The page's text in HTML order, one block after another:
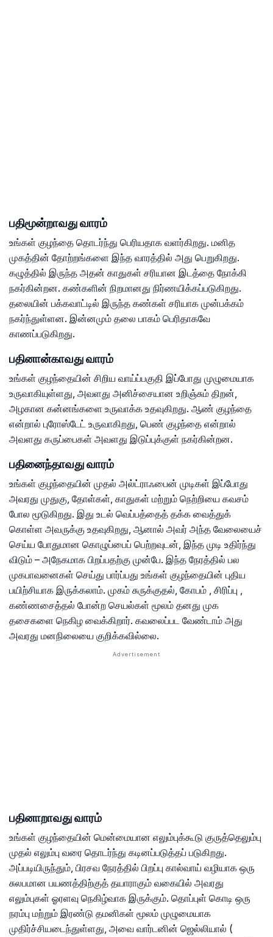
பதிமூன்றாவது வாரம்
உங்கள் குழந்தை தொடர்ந்து பெரியதாக வளர்கிறது. மனித
முகத்தின் தோற்றங்களை இந்த வாரத்தில் அது பெறுகிறது.
கழுத்தில் இருந்த அதன் காதுகள் சரியான இடத்தை நோக்கி
நகர்கின்றன. கண்களின் நிறமானது நிர்ணயிக்கப்படுகிறது.
தலையின் பக்கவாட்டில் இருந்த கண்கள் சரியாக முன்பக்கம்
நகர்ந்துள்ளன. இன்னமும் தலை பாகம் பெரிதாகவே
காணப்படுகிறது.
பதினான்காவது வாரம்
உங்கள் குழந்தையின் சிறிய வாய்ப்பகுதி இப்போது முழுமையாக
உருவாகியுள்ளது, அவளது அனிச்சையான உறிஞ்சும் திறன்,
அழகான கன்னங்களை உருவாக்க உதவுகிறது. ஆண் குழந்தை
என்றால் புரோஸ்டேட் உருவாகிறது, பெண் குழந்தை என்றால்
அவளது கருப்பைகள் அவளது இடுப்புக்குள் நகர்கின்றன.
பதினைந்தாவது வாரம்
உங்கள் குழந்தையின் முதல் அல்ட்ராஃபைன் முடிகள் இப்போது
அவரது முதுகு, தோள்கள், காதுகள் மற்றும் நெற்றியை கவசம்
போல மூடுகிறது. இது உடல் வெப்பத்தைத் தக்க வைத்துக்
கொள்ள அவருக்கு உதவுகிறது, ஆனால் அவர் அந்த வேலையைச்
செய்ய போதுமான கொழுப்பைப் பெற்றவுடன், இந்த முடி உதிர்ந்து
விடும் – அநேகமாக பிறப்பதற்கு முன்பே. இந்த நேரத்தில் பல
முகபாவனைகள் செய்து பார்ப்பது உங்கள் குழந்தையின் புதிய
பயிற்சியாக இருக்கலாம். முகம் சுருக்குதல், கோபம் , சிரிப்பு ,
கண்ணசைத்தல் போன்ற செயல்கள் மூலம் தனது முக
தசைகளை நெகிழ வைக்கிறார். கவலைப்பட வேண்டாம் அது
அவரது மனநிலையை குறிக்கவில்லை.
பதினாறாவது வாரம்
உங்கள் குழந்தையின் மென்மையான எலும்புக்கூடு குருத்தெலும்பு
முதல் எலும்பு வரை தொடர்ந்து கடினப்படுத்தப் படுகிறது.
அப்படியிருந்தும், பிரசவ நேரத்தில் பிறப்பு கால்வாய் வழியாக ஒரு
சுலபமான பயணத்திற்குத் தயாராகும் வகையில் அவரது
எலும்புகள் ஓரளவு நெகிழ்வாக இருக்கும். தொப்புள் கொடி ஒரு
நரம்பு மற்றும் இரண்டு தமனிகள் மூலம் முழுமையாக
முதிர்ச்சியடைந்துள்ளது, அவை வார்டனின் ஜெல்லியால் (